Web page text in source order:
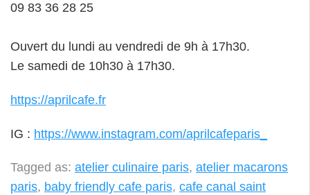
09 83 36 28 25
Ouvert du lundi au vendredi de 9h à 17h30.
Le samedi de 10h30 à 17h30.
https://aprilcafe.fr
IG : https://www.instagram.com/aprilcafeparis_
Tagged as: atelier culinaire paris, atelier macarons
paris, baby friendly cafe paris, cafe canal saint